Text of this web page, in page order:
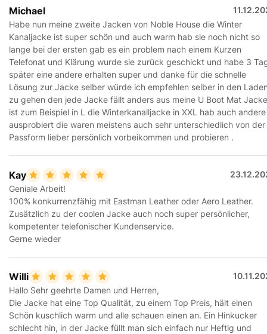
Michael
Habe nun meine zweite Jacken von Noble House die Winter
Kanaljacke ist super schön und auch warm hab sie noch nicht so
lange bei der ersten gab es ein problem nach einem Kurzen
Telefonat und Klärung wurde sie zurück geschickt und habe 3
später eine andere erhalten super und danke für die schnelle
Lösung zur Jacke selber würde ich empfehlen selber in den
zu gehen den jede Jacke fällt anders aus meine U Boot Mat Jacke
ist zum Beispiel in L die Winterkanalljacke in XXL hab auch andere
ausprobiert die waren meistens auch sehr unterschiedlich von der
Passform lieber persönlich vorbeikommen und probieren .
Kay
Geniale Arbeit!
100% konkurrenzfähig mit Eastman Leather oder Aero Leather.
Zusätzlich zu der coolen Jacke auch noch super persönlicher,
kompetenter telefonischer Kundenservice.
Gerne wieder
Willi
Hallo Sehr geehrte Damen und Herren,
Die Jacke hat eine Top Qualität, zu einem Top Preis, hält einen
Schön kuschlich warm und alle schauen einen an. Ein Hinkucker
schlecht hin, in der Jacke füllt man sich einfach nur Heftig und